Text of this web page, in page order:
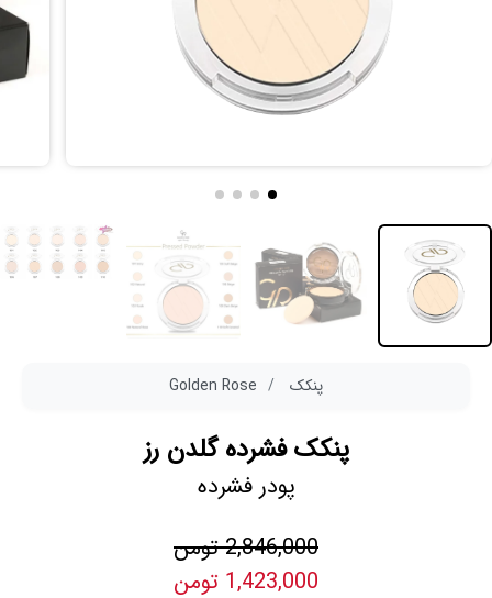
پنکک Golden Rose
پنکک فشرده گلدن رز
پودر فشرده
2,846,000 تومن
1,423,000 تومن